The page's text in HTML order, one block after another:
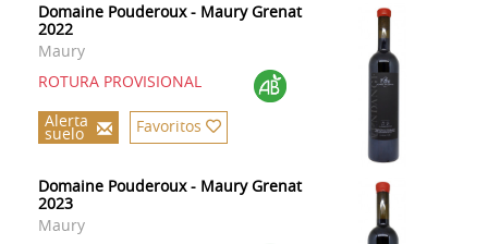
Domaine Pouderoux - Maury Grenat
2022
Maury
ROTURA PROVISIONAL
Alerta
suelo Favoritos
Domaine Pouderoux - Maury Grenat
2023
Maury